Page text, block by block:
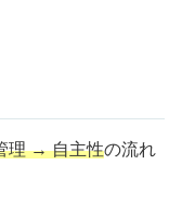
理 → 自主性の流れ